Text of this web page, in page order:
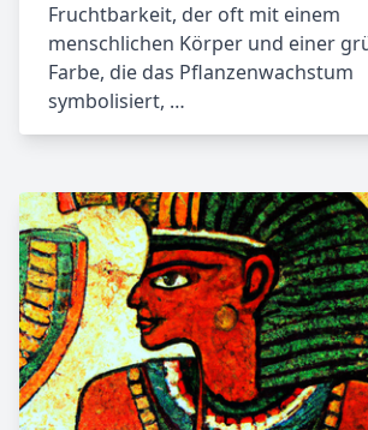
Fruchtbarkeit, der oft mit einem
menschlichen Körper und einer
Farbe, die das Pflanzenwachstum
symbolisiert, …